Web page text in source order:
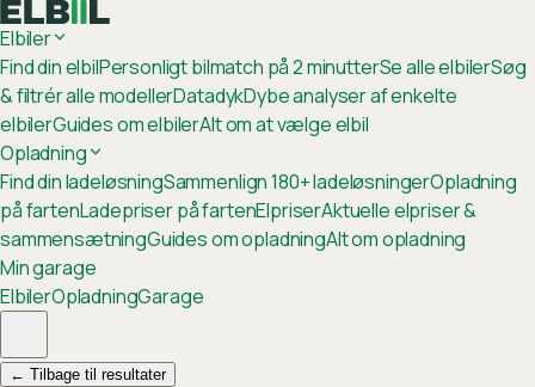
Elbiler
Find din elbilPersonligt bilmatch på 2 minutterSe alle elbilerSøg
& filtrér alle modellerDatadykDybe analyser af enkelte
elbilerGuides om elbilerAlt om at vælge elbil
Opladning
Find din ladeløsningSammenlign 180+ ladeløsningerOpladning
på fartenLadepriser på fartenElpriserAktuelle elpriser &
sammensætningGuides om opladningAlt om opladning
Min garage
ElbilerOpladningGarage
← Tilbage til resultater